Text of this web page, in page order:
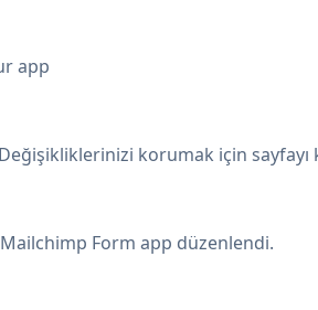
app
korumak için sayfayı
Form app düzenlendi.